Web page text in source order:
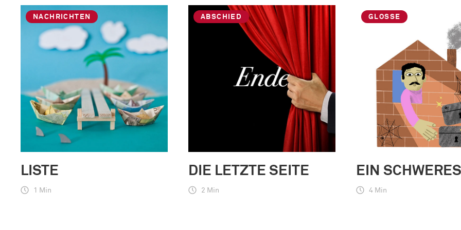
NACHRICHTEN
LISTE
1 Min
ABSCHIED
DIE LETZTE SEITE
2 Min
GLOSSE
EIN
4 Min